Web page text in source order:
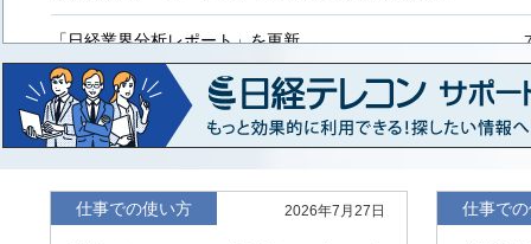
「日経業界分析レポート」を更新
「工業用プラスチック製品」「システムインテグレーター」
など20業界の内容を刷新
「東洋経済海外進出企業情報」の2026年版、約3万6千社を
収録
「東洋経済外資系企業情報」の2026年版、約3,100社を収録
仕事での使い方 2026年7月27日 仕事で